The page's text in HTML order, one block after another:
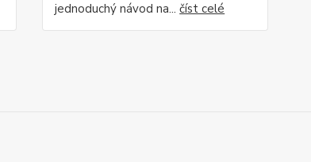
jednoduchý návod na...číst celé